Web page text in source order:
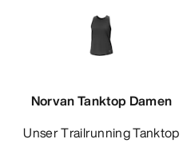
Norvan Tanktop Damen
Unser Trailrunning Tanktop